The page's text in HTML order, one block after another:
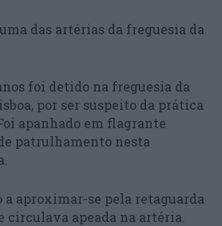
das artérias da freguesia da
foi detido na freguesia da
por ser suspeito da prática
apanhado em flagrante
patrulhamento nesta
aproximar-se pela retaguarda
circulava apeada na artéria.